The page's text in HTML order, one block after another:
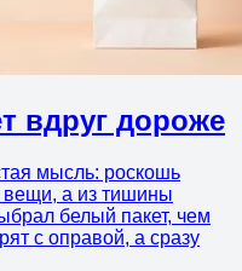
вдруг дороже
мысль: роскошь
вещи, а из тишины
белый пакет, чем
с оправой, а сразу